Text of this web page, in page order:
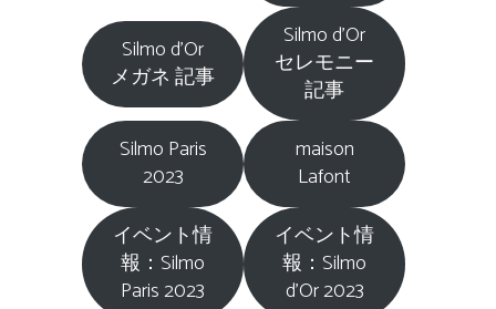
Silmo d’Or
メガネ 記事
Silmo d’Or
セレモニー
記事
Silmo Paris
2023
maison
Lafont
イベント情
報：Silmo
Paris 2023
イベント情
報：Silmo
d’Or 2023